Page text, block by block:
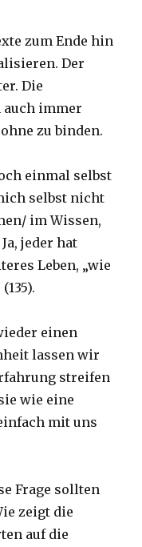
zum Ende hin
Der
Die
auch immer
zu binden.
einmal selbst
selbst nicht
im Wissen,
jeder hat
Leben, „wie
einen
lassen wir
streifen
wie eine
mit uns
Frage sollten
zeigt die
auf die